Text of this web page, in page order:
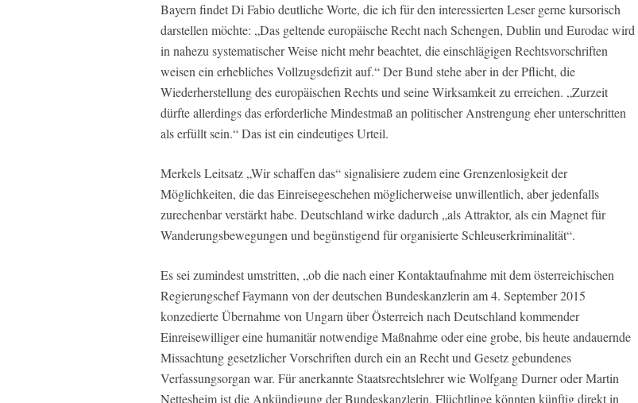
Bayern findet Di Fabio deutliche Worte, die ich für den interessierten Leser gerne kursorisch
darstellen möchte: „Das geltende europäische Recht nach Schengen, Dublin und Eurodac wird
in nahezu systematischer Weise nicht mehr beachtet, die einschlägigen Rechtsvorschriften
weisen ein erhebliches Vollzugsdefizit auf.“ Der Bund stehe aber in der Pflicht, die
Wiederherstellung des europäischen Rechts und seine Wirksamkeit zu erreichen. „Zurzeit
dürfte allerdings das erforderliche Mindestmaß an politischer Anstrengung eher unterschritten
als erfüllt sein.“ Das ist ein eindeutiges Urteil.
Merkels Leitsatz „Wir schaffen das“ signalisiere zudem eine Grenzenlosigkeit der
Möglichkeiten, die das Einreisegeschehen möglicherweise unwillentlich, aber jedenfalls
zurechenbar verstärkt habe. Deutschland wirke dadurch „als Attraktor, als ein Magnet für
Wanderungsbewegungen und begünstigend für organisierte Schleuserkriminalität“.
Es sei zumindest umstritten, „ob die nach einer Kontaktaufnahme mit dem österreichischen
Regierungschef Faymann von der deutschen Bundeskanzlerin am 4. September 2015
konzedierte Übernahme von Ungarn über Österreich nach Deutschland kommender
Einreisewilliger eine humanitär notwendige Maßnahme oder eine grobe, bis heute andauernde
Missachtung gesetzlicher Vorschriften durch ein an Recht und Gesetz gebundenes
Verfassungsorgan war. Für anerkannte Staatsrechtslehrer wie Wolfgang Durner oder Martin
Nettesheim ist die Ankündigung der Bundeskanzlerin, Flüchtlinge könnten künftig direkt in